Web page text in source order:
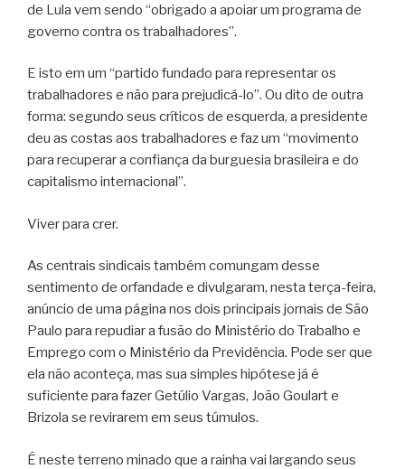
de Lula vem sendo “obrigado a apoiar um programa de
governo contra os trabalhadores”.
E isto em um “partido fundado para representar os
trabalhadores e não para prejudicá-lo”. Ou dito de outra
forma: segundo seus críticos de esquerda, a presidente
deu as costas aos trabalhadores e faz um “movimento
para recuperar a confiança da burguesia brasileira e do
capitalismo internacional”.
Viver para crer.
As centrais sindicais também comungam desse
sentimento de orfandade e divulgaram, nesta terça-feira,
anúncio de uma página nos dois principais jornais de São
Paulo para repudiar a fusão do Ministério do Trabalho e
Emprego com o Ministério da Previdência. Pode ser que
ela não aconteça, mas sua simples hipótese já é
suficiente para fazer Getúlio Vargas, João Goulart e
Brizola se revirarem em seus túmulos.
É neste terreno minado que a rainha vai largando seus